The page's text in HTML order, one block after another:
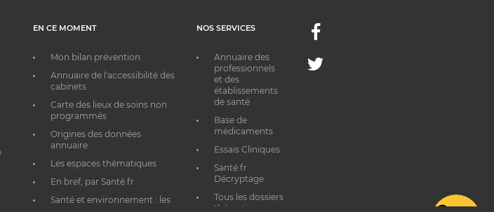
EN CE MOMENT
Mon bilan prévention
Annuaire de l'accessibilité des
cabinets
Carte des lieux de soins non
programmés
Origines des données
annuaire
Les espaces thématiques
En bref, par Santé.fr
Santé et environnement : les
NOS SERVICES
Annuaire des
professionnels
et des
établissements
de santé
Base de
médicaments
Essais Cliniques
Santé.fr
Décryptage
Tous les dossiers
thématiques
Facebook
Twitter